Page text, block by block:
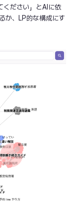
ください」とAIに依
か、LP的な構成にす